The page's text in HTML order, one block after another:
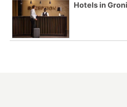
Hotels in